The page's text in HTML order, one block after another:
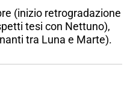
(inizio retrogradazione
tesi con Nettuno),
tra Luna e Marte).